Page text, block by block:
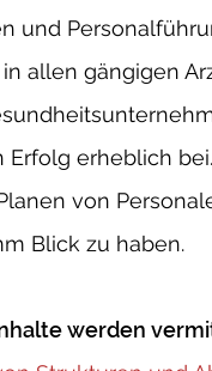
und
allen gängigen
erheblich
von
Blick zu haben.
werden